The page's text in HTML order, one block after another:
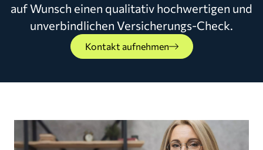
auf Wunsch einen qualitativ hochwertigen und
unverbindlichen Versicherungs-Check.
Kontakt aufnehmen